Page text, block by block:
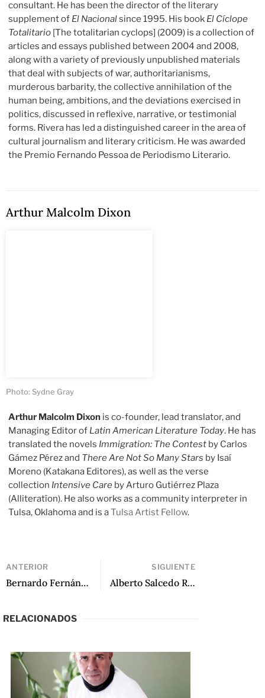
consultant. He has been the director of the literary
supplement of El Nacionalsince 1995. His book El Cíclope
Totalitario [The totalitarian cyclops] (2009) is a collection of
articles and essays published between 2004 and 2008,
along with a variety of previously unpublished materials
that deal with subjects of war, authoritarianisms,
murderous barbarity, the collective annihilation of the
human being, ambitions, and the deviations exercised in
politics, discussed in reflexive, narrative, or testimonial
forms. Rivera has led a distinguished career in the area of
cultural journalism and literary criticism. He was awarded
the Premio Fernando Pessoa de Periodismo Literario.
Arthur Malcolm Dixon
Photo: Sydne Gray
Arthur Malcolm Dixon is co-founder, lead translator, and
Managing Editor of Latin American Literature Today. He has
translated the novels Immigration: The Contest by Carlos
Gámez Pérez and There Are Not So Many Stars by Isaí
Moreno (Katakana Editores), as well as the verse
collection Intensive Care by Arturo Gutiérrez Plaza
(Alliteratïon). He also works as a community interpreter in
Tulsa, Oklahoma and is aTulsa Artist Fellow.
ANTERIOR
Bernardo Fernández (Bef): “Puedes construir un universo completo con una hoja de papel y tinta”: Una conversación con Radmila Stefkova
SIGUIENTE
Alberto Salcedo Ramos: Cultura popular, crónica colombiana y periodismo norteamericano: Una conversación con Luvia Estrella Morales Rodríguez
RELACIONADOS